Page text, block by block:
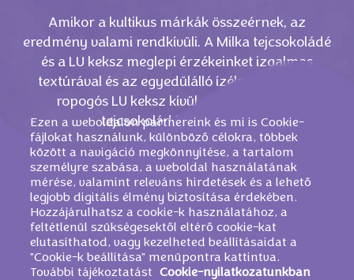
Amikor a kultikus márkák összeérnek, az
eredmény valami rendkívüli. A Milka tejcsokoládé
és a LU keksz meglepi érzékeinket izgalmas
textúrával és az egyedülálló ízélménnyel. 20
ropogós LU keksz kívül, gyengéd alpesi
tejcsokoládé pedig belül.
Ezen a weboldalon partnereink és mi is Cookie-
fájlokat használunk, különböző célokra, többek
között a navigáció megkönnyítése, a tartalom
személyre szabása, a weboldal használatának
mérése, valamint releváns hirdetések és a lehető
legjobb digitális élmény biztosítása érdekében.
Hozzájárulhatsz a cookie-k használatához, a
feltétlenül szükségesektől eltérő cookie-kat
elutasíthatod, vagy kezelheted beállításaidat a
"Cookie-k beállítása" menüpontra kattintva.
További tájékoztatást
Cookie-nyilatkozatunkban